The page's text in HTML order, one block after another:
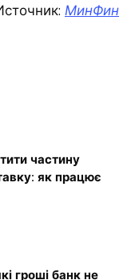
МинФин
частину
як працює
гроші банк не